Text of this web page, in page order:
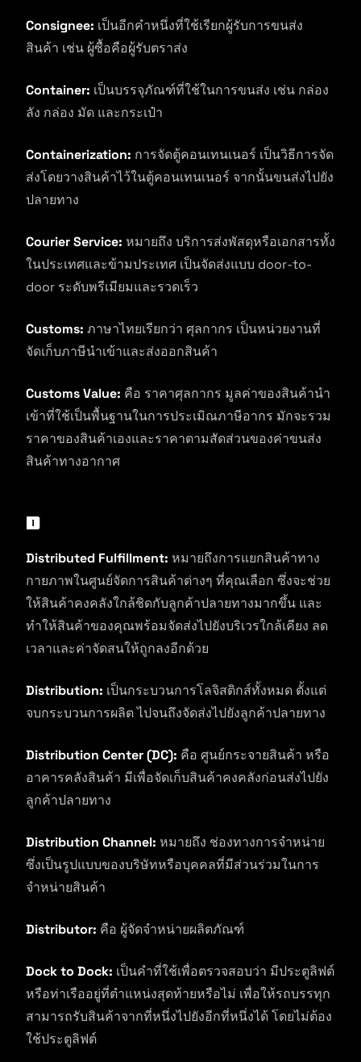
Consignee: เป็นอีกคำหนึ่งที่ใช้เรียกผู้รับการขนส่ง
สินค้า เช่น ผู้ซื้อคือผู้รับตราส่ง
Container: เป็นบรรจุภัณฑ์ที่ใช้ในการขนส่ง เช่น กล่อง
ลัง กล่อง มัด และกระเป๋า
Containerization: การจัดตู้คอนเทนเนอร์ เป็นวิธีการจัด
ส่งโดยวางสินค้าไว้ในตู้คอนเทนเนอร์ จากนั้นขนส่งไปยัง
ปลายทาง
Courier Service: หมายถึง บริการส่งพัสดุหรือเอกสารทั้ง
ในประเทศและข้ามประเทศ เป็นจัดส่งแบบ door-to-
door ระดับพรีเมียมและรวดเร็ว
Customs: ภาษาไทยเรียกว่า ศุลกากร เป็นหน่วยงานที่
จัดเก็บภาษีนำเข้าและส่งออกสินค้า
Customs Value: คือ ราคาศุลกากร มูลค่าของสินค้านำ
เข้าที่ใช้เป็นพื้นฐานในการประเมิณภาษีอากร มักจะรวม
ราคาของสินค้าเองและราคาตามสัดส่วนของค่าขนส่ง
สินค้าทางอากาศ
D
Distributed Fulfillment: หมายถึงการแยกสินค้าทาง
กายภาพในศูนย์จัดการสินค้าต่างๆ ที่คุณเลือก ซึ่งจะช่วย
ให้สินค้าคงคลังใกล้ชิดกับลูกค้าปลายทางมากขึ้น และ
ทำให้สินค้าของคุณพร้อมจัดส่งไปยังบริเวรใกล้เคียง ลด
เวลาและค่าจัดสนให้ถูกลงอีกด้วย
Distribution: เป็นกระบวนการโลจิสติกส์ทั้งหมด ตั้งแต่
จบกระบวนการผลิต ไปจนถึงจัดส่งไปยังลูกค้าปลายทาง
Distribution Center (DC): คือ ศูนย์กระจายสินค้า หรือ
อาคารคลังสินค้า มีเพื่อจัดเก็บสินค้าคงคลังก่อนส่งไปยัง
ลูกค้าปลายทาง
Distribution Channel: หมายถึง ช่องทางการจำหน่าย
ซึ่งเป็นรูปแบบของบริษัทหรือบุคคลที่มีส่วนร่วมในการ
จำหน่ายสินค้า
Distributor: คือ ผู้จัดจำหน่ายผลิตภัณฑ์
Dock to Dock: เป็นคำที่ใช้เพื่อตรวจสอบว่า มีประตูลิฟต์
หรือท่าเรืออยู่ที่ตำแหน่งสุดท้ายหรือไม่ เพื่อให้รถบรรทุก
สามารถรับสินค้าจากที่หนึ่งไปยังอีกที่หนึ่งได้ โดยไม่ต้อง
ใช้ประตูลิฟต์